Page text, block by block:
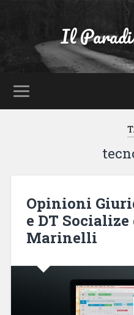
Il
Opinioni
e DT
Marinelli